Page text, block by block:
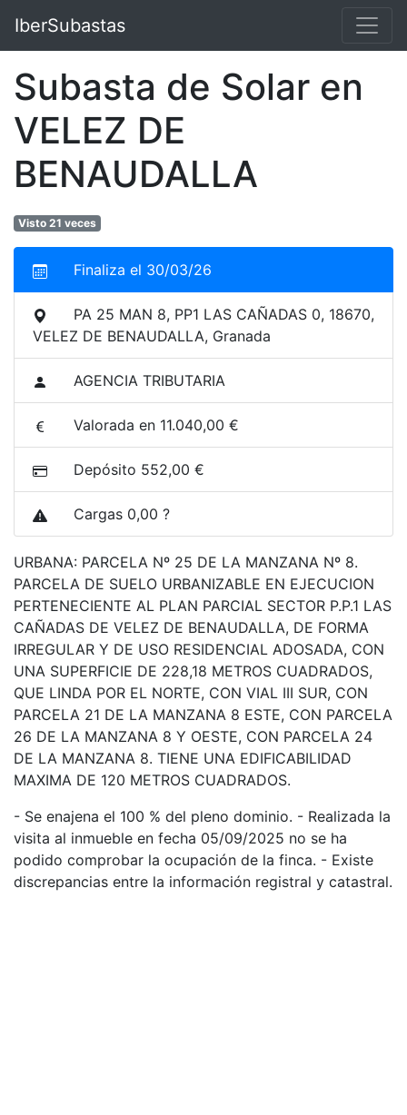
IberSubastas
Subasta de Solar en
VELEZ DE
BENAUDALLA
Visto 21 veces
Finaliza el 30/03/26
PA 25 MAN 8, PP1 LAS CAÑADAS 0, 18670,
VELEZ DE BENAUDALLA, Granada
AGENCIA TRIBUTARIA
Valorada en 11.040,00 €
Depósito 552,00 €
Cargas 0,00 ?
URBANA: PARCELA Nº 25 DE LA MANZANA Nº 8.
PARCELA DE SUELO URBANIZABLE EN EJECUCION
PERTENECIENTE AL PLAN PARCIAL SECTOR P.P.1 LAS
CAÑADAS DE VELEZ DE BENAUDALLA, DE FORMA
IRREGULAR Y DE USO RESIDENCIAL ADOSADA, CON
UNA SUPERFICIE DE 228,18 METROS CUADRADOS,
QUE LINDA POR EL NORTE, CON VIAL III SUR, CON
PARCELA 21 DE LA MANZANA 8 ESTE, CON PARCELA
26 DE LA MANZANA 8 Y OESTE, CON PARCELA 24
DE LA MANZANA 8. TIENE UNA EDIFICABILIDAD
MAXIMA DE 120 METROS CUADRADOS.
- Se enajena el 100 % del pleno dominio. - Realizada la
visita al inmueble en fecha 05/09/2025 no se ha
podido comprobar la ocupación de la finca. - Existe
discrepancias entre la información registral y catastral.